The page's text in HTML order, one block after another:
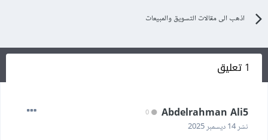
اذهب الى مقالات التسويق والمبيعات
1 تعليق
Abdelrahman Ali5
نشر14 ديسمبر 2025